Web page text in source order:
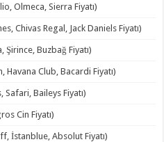
Olmeca, Sierra Fiyatı)
Chivas Regal, Jack Daniels Fiyatı)
Şirince, Buzbağ Fiyatı)
Havana Club, Bacardi Fiyatı)
Safari, Baileys Fiyatı)
Cin Fiyatı)
İstanblue, Absolut Fiyatı)